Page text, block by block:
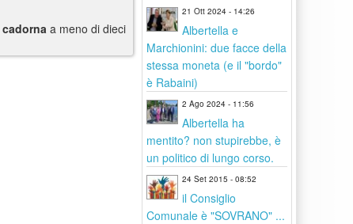
cadorna a meno di dieci
21 Ott 2024 - 14:26
Albertella e
Marchionini: due facce della
stessa moneta (e il "bordo"
è Rabaini)
2 Ago 2024 - 11:56
Albertella ha
mentito? non stupirebbe, è
un politico di lungo corso.
24 Set 2015 - 08:52
il Consiglio
Comunale è "SOVRANO" ...